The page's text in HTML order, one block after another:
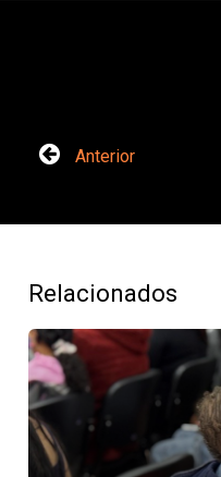
Anterior
Relacionados